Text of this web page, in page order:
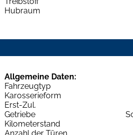
Hubraum
Allgemeine Daten:
Fahrzeugtyp
Karosserieform
Erst-Zul.
Getriebe
Kilometerstand
Anzahl der Türen